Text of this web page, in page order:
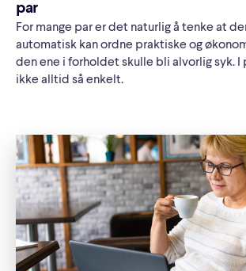
par
For mange par er det naturlig å tenke at
automatisk kan ordne praktiske og
den ene i forholdet skulle bli alvorlig syk. I
ikke alltid så enkelt.